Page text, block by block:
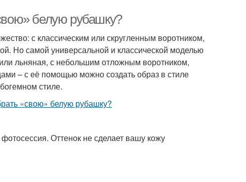
белую рубашку?
с классическим или скругленным воротником,
Но самой универсальной и классической моделью
льняная, с небольшим отложным воротником,
– с её помощью можно создать образ в стиле
стиле.
Оттенок не сделает вашу кожу